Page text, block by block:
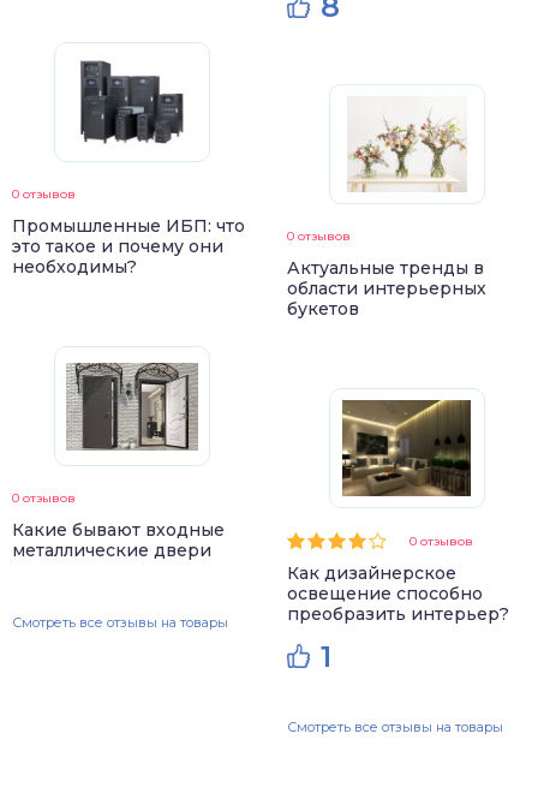
0 отзывов
Промышленные ИБП: что
это такое и почему они
необходимы?
0 отзывов
Какие бывают входные
металлические двери
Смотреть все отзывы на товары
0 отзывов
Актуальные тренды в
области интерьерных
букетов
0 отзывов
Как дизайнерское
освещение способно
преобразить интерьер?
1
Смотреть все отзывы на товары